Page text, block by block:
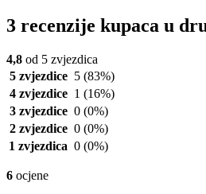
3 recenzije kupaca u
4,8 od 5 zvjezdica
5 zvjezdice 5 (83%)
4 zvjezdice 1 (16%)
3 zvjezdice 0 (0%)
2 zvjezdice 0 (0%)
1 zvjezdica 0 (0%)
6 ocjene